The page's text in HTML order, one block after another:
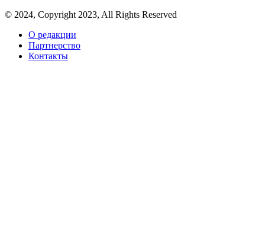
© 2024, Copyright 2023, All Rights Reserved
О редакции
Партнерство
Контакты